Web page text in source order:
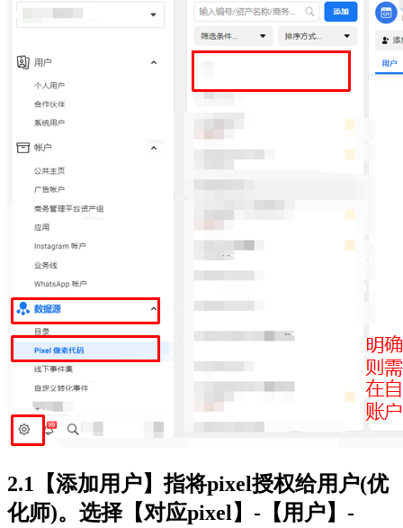
2.1【添加用户】指将pixel授权给用户(优
化师)。选择【对应pixel】-【用户】-